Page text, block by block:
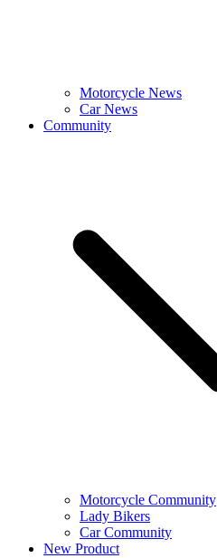
Motorcycle News
Car News
Community
Motorcycle Community
Lady Bikers
Car Community
New Product